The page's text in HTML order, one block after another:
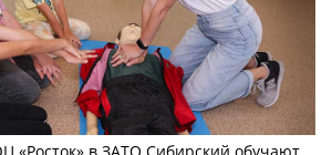
«Росток» в ЗАТО Сибирский обучают